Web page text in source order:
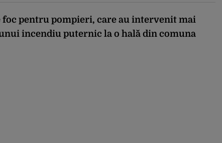
foc pentru pompieri, care au intervenit mai
incendiu puternic la o hală din comuna